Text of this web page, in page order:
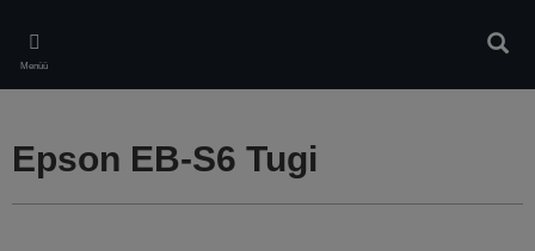
main
content
Menüü
Epson EB-S6 Tugi